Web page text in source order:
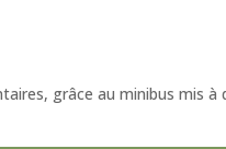
grâce au minibus mis à